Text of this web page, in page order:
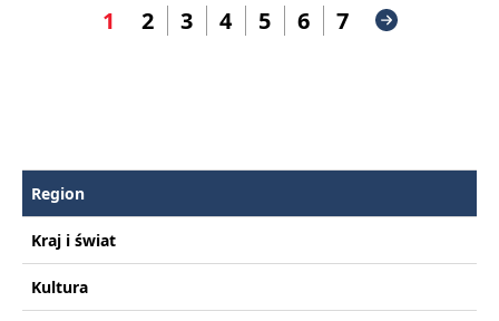
1 2 3 4 5 6 7
Region
Kraj i świat
Kultura